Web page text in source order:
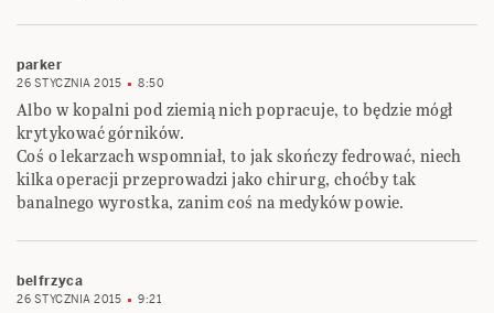
parker
26 STYCZNIA 2015 8:50
Albo w kopalni pod ziemią nich popracuje, to będzie mógł
krytykować górników.
Coś o lekarzach wspomniał, to jak skończy fedrować, niech
kilka operacji przeprowadzi jako chirurg, choćby tak
banalnego wyrostka, zanim coś na medyków powie.
belfrzyca
26 STYCZNIA 2015 9:21